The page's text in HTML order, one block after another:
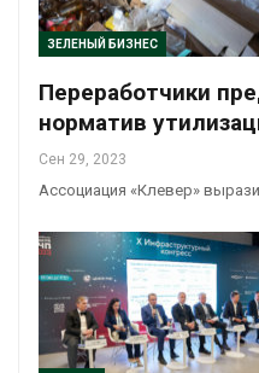
ЗЕЛЕНЫЙ БИЗНЕС
Переработчики
норматив
Сен 29, 2023
Ассоциация «Клевер»